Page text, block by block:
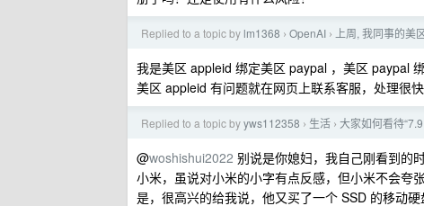
Replied to a topic by lm1368 › OpenAI › 上周, 我同事的美
我是美区 appleid 绑定美区 paypal ，美区 paypal
美区 appleid 有问题就在网页上联系客服，处理很
Replied to a topic byyws112358 › 生活 › 大家如何看待
@woshishui2022 别说是你媳妇，我自己刚看到的
小米，虽说对小米的小字有点反感，但小米不会夸
是，很高兴的给我说，他又买了一个 SSD 的移动